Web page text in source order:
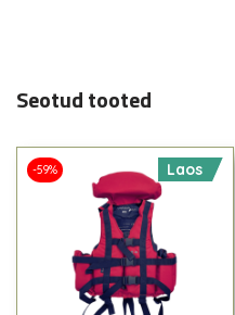
Seotud tooted
-59% Laos